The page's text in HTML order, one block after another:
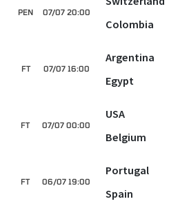
07/07 20:00
PEN
Colombia
07/07 16:00
FT
Argentina
Egypt
07/07 00:00
FT
USA
Belgium
06/07 19:00
FT
Portugal
Spain